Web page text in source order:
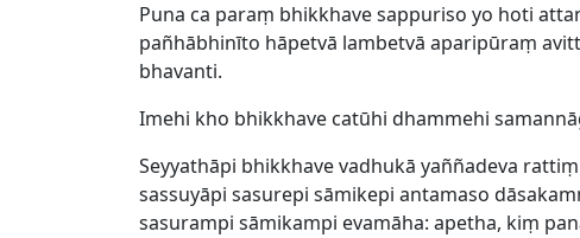
Puna ca paraṃ bhikkhave sappuriso yo hoti
pañhābhinīto hāpetvā lambetvā aparipūraṃ
bhavanti.
Imehi kho bhikkhave catūhi dhammehi
Seyyathāpi bhikkhave vadhukā yaññadeva
sassuyāpi sasurepi sāmikepi antamaso
sasurampi sāmikampi evamāha: apetha, kiṃ